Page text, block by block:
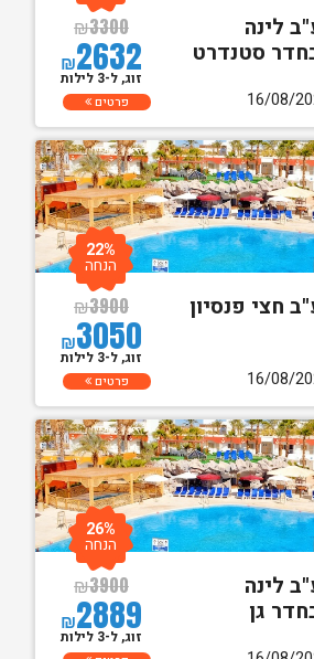
לינה
סטנדרט
₪3300
₪2632
זוג, ל-3 לילות
פרטים
חצי פנסיון
₪3900
₪3050
22%
הנחה
זוג, ל-3 לילות
פרטים
לינה
גן
₪3900
₪2889
26%
הנחה
זוג, ל-3 לילות